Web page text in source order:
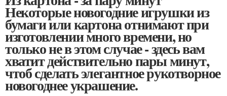
Некоторые новогодние игрушки из
бумаги или картона отнимают при
изготовлении много времени, но
только не в этом случае - здесь вам
хватит действительно пары минут,
чтоб сделать элегантное рукотворное
новогоднее украшение.